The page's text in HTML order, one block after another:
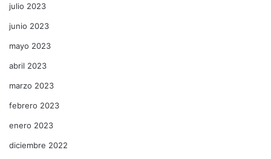
julio 2023
junio 2023
mayo 2023
abril 2023
marzo 2023
febrero 2023
enero 2023
diciembre 2022